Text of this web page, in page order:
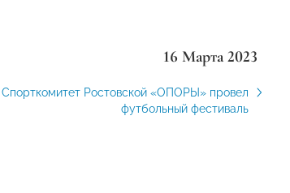
16 Марта 2023
Спорткомитет Ростовской «ОПОРЫ» провел
футбольный фестиваль